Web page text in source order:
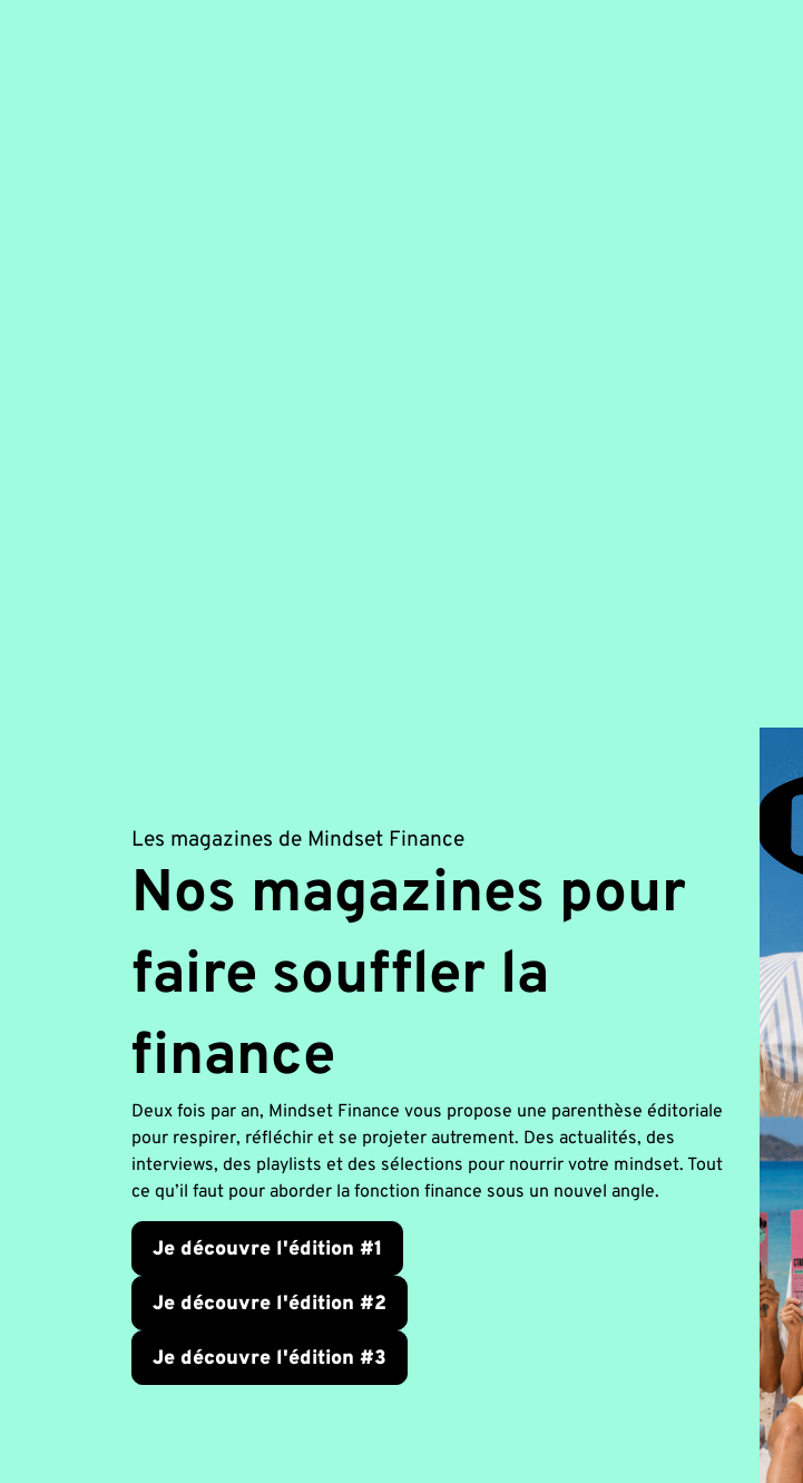
Les magazines de Mindset Finance
Nos magazines pour
faire souffler la
finance
Deux fois par an, Mindset Finance vous propose une parenthèse éditoriale
pour respirer, réfléchir et se projeter autrement. Des actualités, des
interviews, des playlists et des sélections pour nourrir votre mindset. Tout
ce qu’il faut pour aborder la fonction finance sous un nouvel angle.
Je découvre l'édition #1
Je découvre l'édition #2
Je découvre l'édition #3